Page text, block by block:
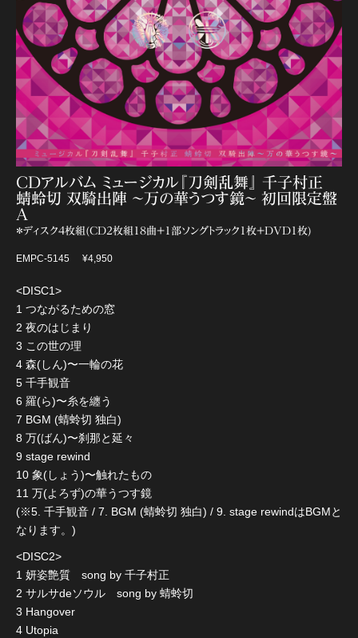
CDアルバム ミュージカル『刀剣乱舞』 千子村正
蜻蛉切 双騎出陣 〜万の華うつす鏡〜 初回限定盤
A
＊ディスク4枚組(CD2枚組18曲+1部ソングトラック1枚+DVD1枚)
EMPC-5145 ¥4,950
<DISC1>
1 つながるための窓
2 夜のはじまり
3 この世の理
4 森(しん)〜一輪の花
5 千手観音
6 羅(ら)〜糸を纏う
7 BGM (蜻蛉切 独白)
8 万(ばん)〜刹那と延々
9 stage rewind
10 象(しょう)〜触れたもの
11 万(よろず)の華うつす鏡
(※5. 千手観音 / 7. BGM (蜻蛉切 独白) / 9. stage rewindはBGMと
なります。)
<DISC2>
1 妍姿艶質 song by 千子村正
2 サルサdeソウル song by 蜻蛉切
3 Hangover
4 Utopia